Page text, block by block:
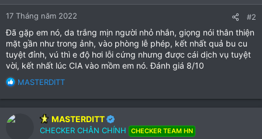
n
s
17 Tháng năm 2022 #2
Đã gặp em nó, da trắng mịn người nhỏ nhắn, giọng nói thân thiện
mặt gần như trong ảnh, vào phòng lễ phép, kết nhất quả bu cu
tuyệt đỉnh, vú thì e độ hơi lỗi cứng nhưng được cái dịch vụ tuyệt
vời, kết nhất lúc CIA vào mồm em nó. Đánh giá 8/10
R
MASTERDITT
MASTERDITT
CHECKER CHÂN CHÍNH CHECKER TEAM HN